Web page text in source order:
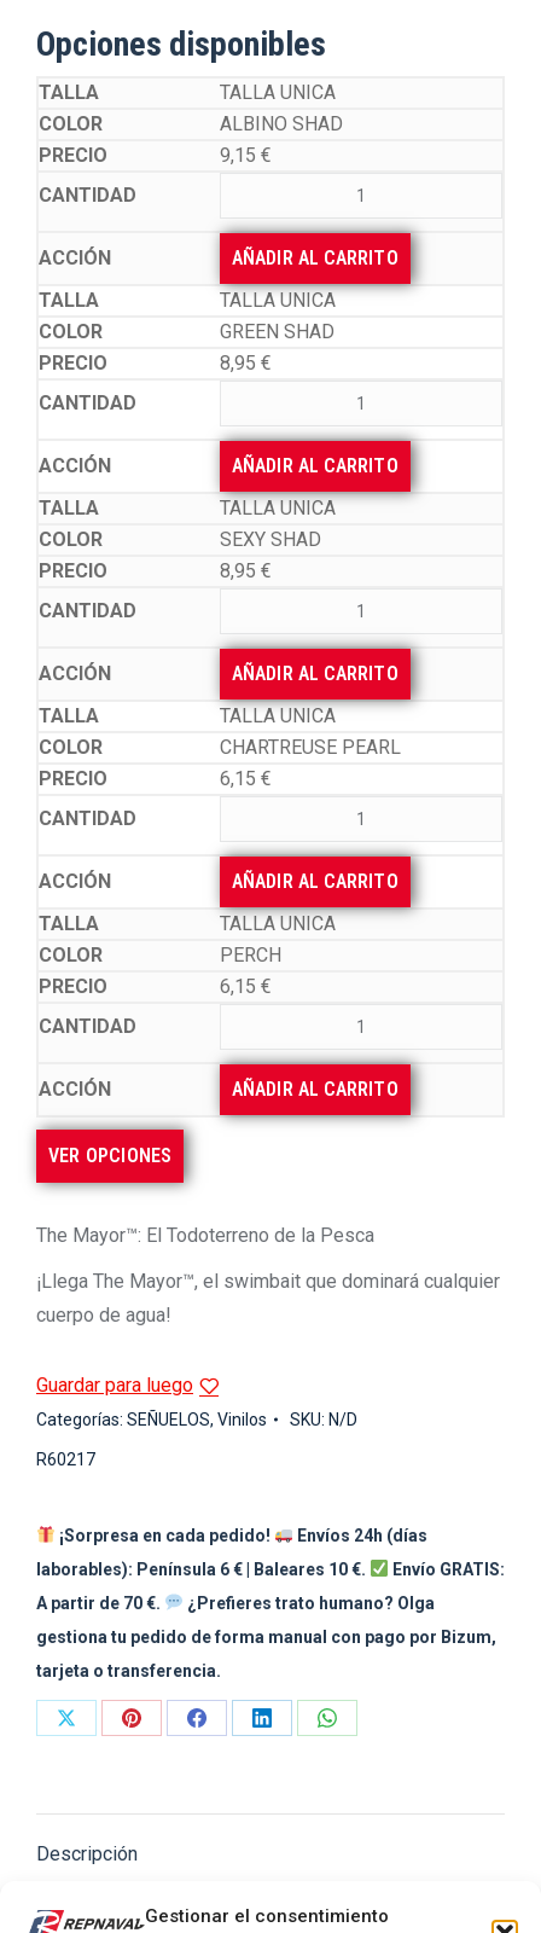
Gestionar el consentimiento
precios:
desde
6,15 €
hasta
9,15 €
Opciones disponibles
TALLA UNICA
ALBINO SHAD
9,15 €
AÑADIR AL CARRITO
TALLA UNICA
GREEN SHAD
8,95 €
AÑADIR AL CARRITO
TALLA UNICA
SEXY SHAD
8,95 €
AÑADIR AL CARRITO
TALLA UNICA
CHARTREUSE PEARL
6,15 €
AÑADIR AL CARRITO
TALLA UNICA
PERCH
6,15 €
AÑADIR AL CARRITO
VER OPCIONES
The Mayor™️: El Todoterreno de la Pesca
¡Llega The Mayor™️, el swimbait que dominará cualquier
cuerpo de agua!
Guardar para luego
Categorías: SEÑUELOS, Vinilos SKU: N/D
R60217
¡Sorpresa en cada pedido!
Envíos 24h (días
laborables): Península 6 € | Baleares 10 €.
Envío GRATIS:
A partir de 70 €.
¿Prefieres trato humano? Olga
gestiona tu pedido de forma manual con pago por Bizum,
tarjeta o transferencia.
Share
Share
Share
Share
Share
Descripción
Información adicional